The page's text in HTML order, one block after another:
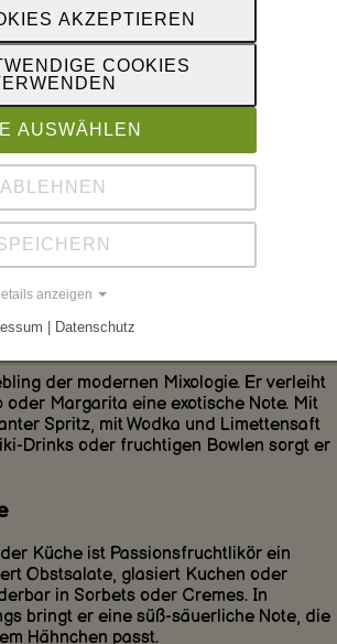
tropischer Likör aus dem Saft
Mit seinem intensiven Duft, dem
der goldgelben Farbe bringt er
in Cocktails, Desserts oder in der Küche
sein exotisches Aroma und seine
Schluck
ist einzigartig: fruchtig-süß mit
blumigen Noten. Die natürliche
diesen Likör zur perfekten Zutat für
Desserts und kreative Kochideen. Ein
Drinks
der modernen Mixologie. Er verleiht
Margarita eine exotische Note. Mit
Spritz, mit Wodka und Limettensaft
Drinks oder fruchtigen Bowlen sorgt er
Küche ist Passionsfruchtlikör ein
Obstsalate, glasiert Kuchen oder
in Sorbets oder Cremes. In
bringt er eine süß-säuerliche Note, die
Hähnchen passt.
AKZEPTIEREN
COOKIES
AUSWÄHLEN
ABLEHNEN
anzeigen
| Datenschutz